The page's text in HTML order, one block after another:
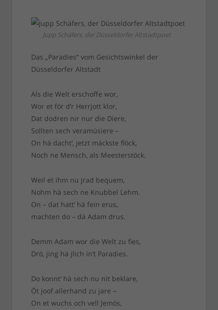
Jupp Schäfers, der Düsseldorfer Altstadtpoet
Das „Paradies“ vom Gesichtswinkel der
Düsseldorfer Altstadt
Als die Welt erschoffe wor,
Wor et för d’r Herrjott klor,
Dat dodren nir nur die Diere,
Sollten sech veramüsiere –
On hä dacht‘, jetzt mäckste flöck,
Noch ne Mensch, als Meesterstöck.
Weil et ihm nu jrad bequem,
Nohm hä sech ne Knubbel Lehm.
On – dat hatt‘ hä fein erus,
machten do – dä Adam drus.
Demm Adam wor die Welt zu fies,
Drö, jing hä jlich in’t Paradies.
Do konnt‘ hä sech nu nit beklare,
Öt joof allerhand zu jare –
On et wuchs och vell Jemös,